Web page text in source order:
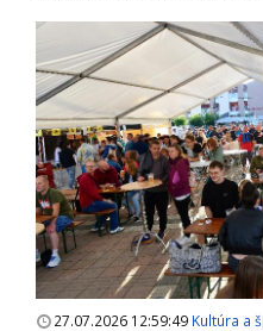
27.07.2026 12:59:49 Kultúra a